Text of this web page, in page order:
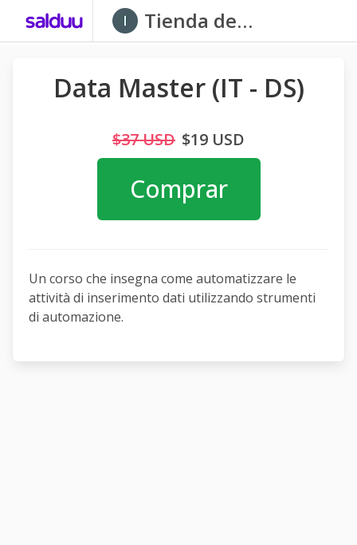
Tienda de
Immersion LTDA
Data Master (IT - DS)
$37 USD $19 USD
Comprar
Un corso che insegna come automatizzare le
attività di inserimento dati utilizzando strumenti
di automazione.